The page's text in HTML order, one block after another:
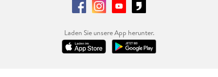
Laden Sie unsere App herunter.